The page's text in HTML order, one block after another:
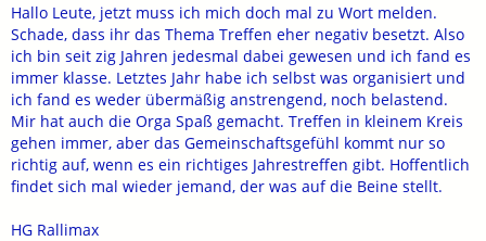
Hallo Leute, jetzt muss ich mich doch mal zu Wort melden.
Schade, dass ihr das Thema Treffen eher negativ besetzt. Also
ich bin seit zig Jahren jedesmal dabei gewesen und ich fand es
immer klasse. Letztes Jahr habe ich selbst was organisiert und
ich fand es weder übermäßig anstrengend, noch belastend.
Mir hat auch die Orga Spaß gemacht. Treffen in kleinem Kreis
gehen immer, aber das Gemeinschaftsgefühl kommt nur so
richtig auf, wenn es ein richtiges Jahrestreffen gibt. Hoffentlich
findet sich mal wieder jemand, der was auf die Beine stellt.
HG Rallimax